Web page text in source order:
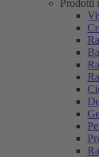
Prodotti